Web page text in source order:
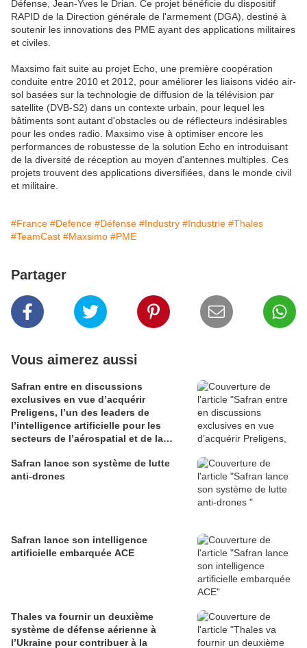
Défense, Jean-Yves le Drian. Ce projet bénéficie du dispositif
RAPID de la Direction générale de l'armement (DGA), destiné à
soutenir les innovations des PME ayant des applications militaires
et civiles.
Maxsimo fait suite au projet Echo, une première coopération
conduite entre 2010 et 2012, pour améliorer les liaisons vidéo air-
sol basées sur la technologie de diffusion de la télévision par
satellite (DVB-S2) dans un contexte urbain, pour lequel les
bâtiments sont autant d'obstacles ou de réflecteurs indésirables
pour les ondes radio. Maxsimo vise à optimiser encore les
performances de robustesse de la solution Echo en introduisant
de la diversité de réception au moyen d'antennes multiples. Ces
projets trouvent des applications diversifiées, dans le monde civil
et militaire.
#France #Defence #Défense #Industry #Industrie #Thales
#TeamCast #Maxsimo #PME
Partager
Vous aimerez aussi
Safran entre en discussions
exclusives en vue d’acquérir
Preligens, l’un des leaders de
l’intelligence artificielle pour les
secteurs de l’aérospatial et de la
Safran lance son système de lutte
anti-drones
Safran lance son intelligence
artificielle embarquée ACE
Thales va fournir un deuxième
système de défense aérienne à
l’Ukraine pour contribuer à la